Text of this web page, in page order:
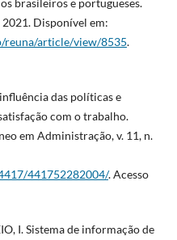
2021. Disponível em:
reuna/article/view/8535.
das políticas e
com o trabalho.
em Administração, v. 11, n.
441752282004/. Acesso
I. Sistema de informação de